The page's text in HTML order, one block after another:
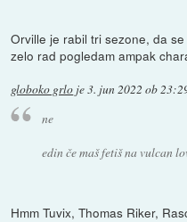
Orville je rabil tri sezone, da
zelo rad pogledam ampak
globoko grlo je3. jun 2022 ob
ne
edin če maš fetiš na vulcan
Hmm Tuvix, Thomas Riker,